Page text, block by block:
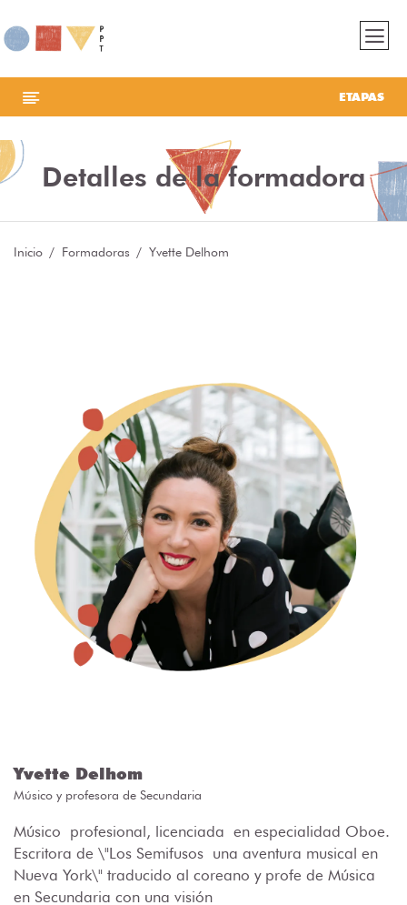
ETAPAS
Detalles de la formadora
Inicio Formadoras Yvette Delhom
Yvette Delhom
Músico y profesora de Secundaria
Músico profesional, licenciada en especialidad Oboe.
Escritora de \"Los Semifusos una aventura musical en
Nueva York\" traducido al coreano y profe de Música
en Secundaria con una visión